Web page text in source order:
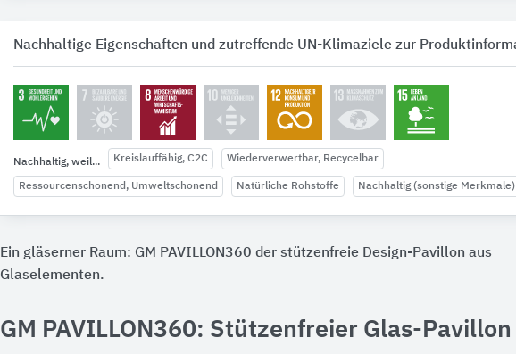
Nachhaltige Eigenschaften und zutreffende UN-Klimaziele zur
Nachhaltig, weil... Kreislauffähig, C2C Wiederverwertbar, Recycelbar
Ressourcenschonend, Umweltschonend Natürliche Rohstoffe Nachhaltig (sonstige Merkmale)
Ein gläserner Raum: GM PAVILLON360 der stützenfreie Design-Pavillon aus
Glaselementen.
GM PAVILLON360: Stützenfreier Glas-Pavillon